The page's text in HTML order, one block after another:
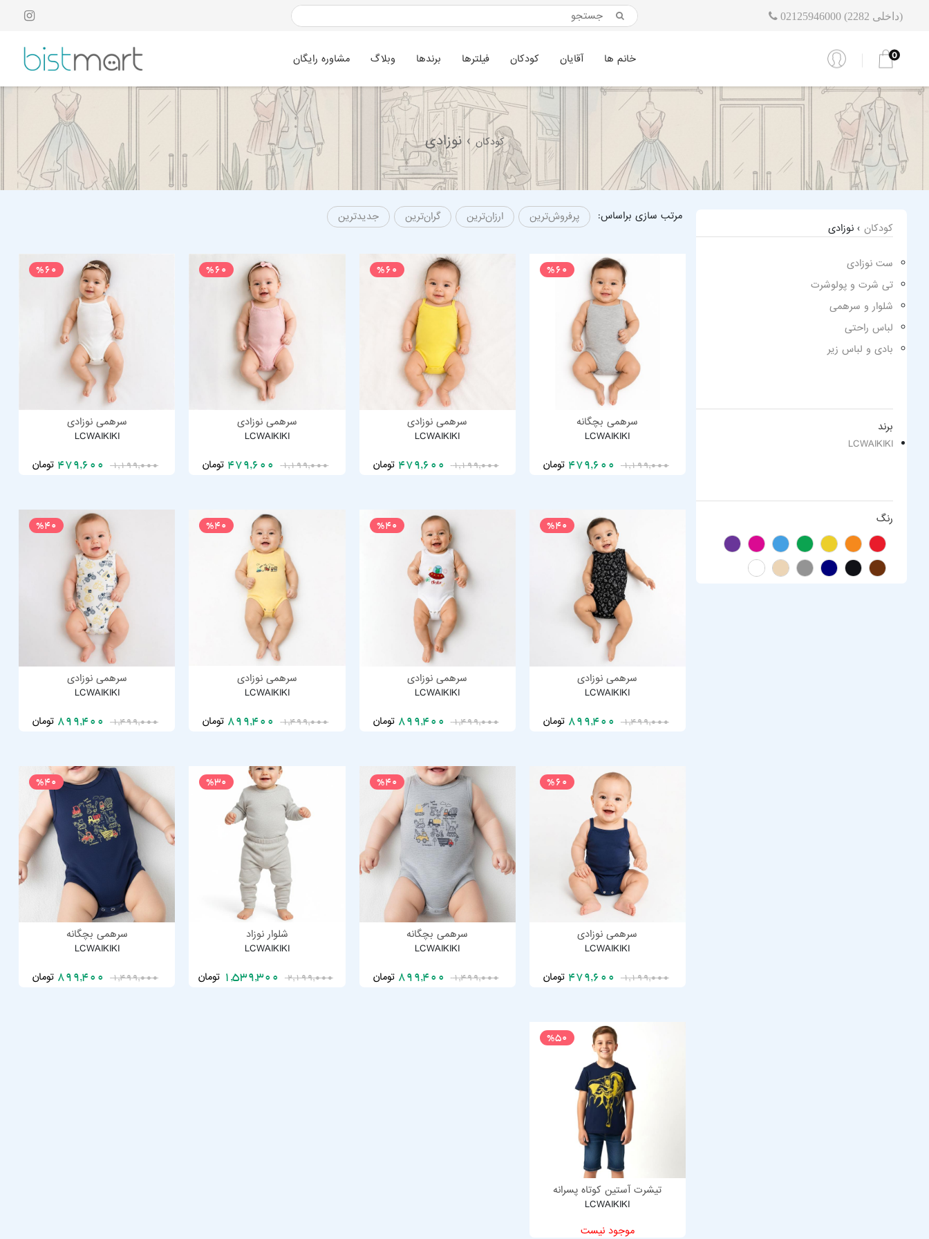
02125946000 (داخلی 2282)
خانم ها آقایان کودکان فیلترها برندها وبلاگ مشاوره رایگان 0
کودکان› نوزادی
کودکان › نوزادی
ست نوزادی
تی شرت و پولوشرت
شلوار و سرهمی
لباس راحتی
بادی و لباس زیر
برند
LCWAIKIKI
رنگ
مرتب سازی براساس: پرفروش‌ترین ارزان‌ترین گران‌ترین جدیدترین
%60
سرهمی بچگانه
LCWAIKIKI
1,199,000 تومان
%60
سرهمی نوزادی
LCWAIKIKI
1,199,000
479,600 تومان
%60
سرهمی نوزادی
LCWAIKIKI
1,199,000
479,600 تومان
%60
سرهمی نوزادی
LCWAIKIKI
1,199,000
479,600 تومان
%40
سرهمی نوزادی
LCWAIKIKI
1,499,000 تومان
%40
سرهمی نوزادی
LCWAIKIKI
1,499,000
899,400 تومان
%40
سرهمی نوزادی
LCWAIKIKI
1,499,000
899,400 تومان
%40
سرهمی نوزادی
LCWAIKIKI
1,499,000
899,400 تومان
%60
سرهمی نوزادی
LCWAIKIKI
1,199,000 تومان
%40
سرهمی بچگانه
LCWAIKIKI
1,499,000
899,400 تومان
%30
شلوار نوزاد
LCWAIKIKI
2,199,000 تومان
%40
سرهمی بچگانه
LCWAIKIKI
1,499,000
899,400 تومان
%50
تیشرت آستین کوتاه پسرانه
LCWAIKIKI
موجود نیست